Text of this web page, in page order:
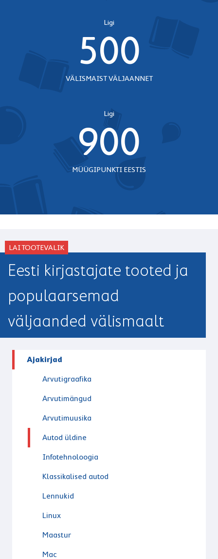
Ligi
500
VÄLISMAIST VÄLJAANNET
Ligi
900
MÜÜGIPUNKTI EESTIS
LAI TOOTEVALIK
Eesti kirjastajate tooted ja
populaarsemad
väljaanded välismaalt
Ajakirjad
Arvutigraafika
Arvutimängud
Arvutimuusika
Autod üldine
Infotehnoloogia
Klassikalised autod
Lennukid
Linux
Maastur
Mac